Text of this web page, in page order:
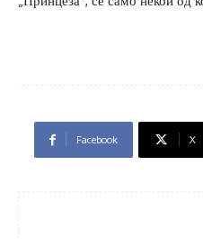
Facebook X